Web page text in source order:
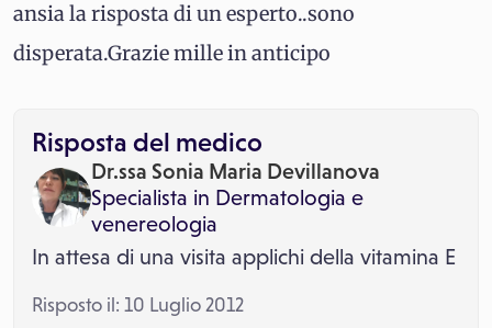
ansia la risposta di un esperto..sono
disperata.Grazie mille in anticipo
Risposta del medico
Dr.ssa Sonia Maria Devillanova
Specialista in Dermatologia e
venereologia
In attesa di una visita applichi della vitamina E
Risposto il: 10 Luglio 2012